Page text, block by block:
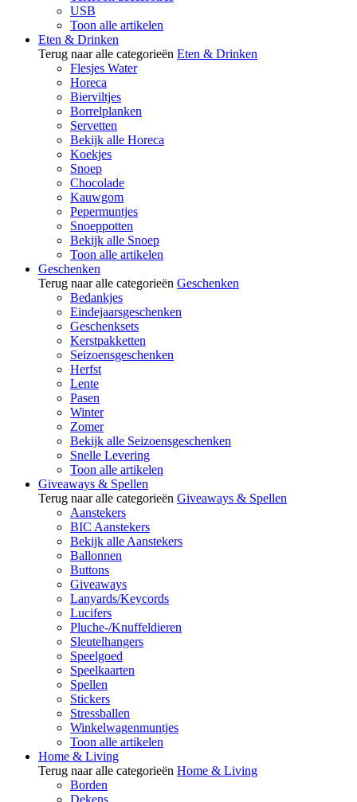
USB
Toon alle artikelen
Eten & Drinken
Terug naar alle categorieën Eten & Drinken
Flesjes Water
Horeca
Bierviltjes
Borrelplanken
Servetten
Bekijk alle Horeca
Koekjes
Snoep
Chocolade
Kauwgom
Pepermuntjes
Snoeppotten
Bekijk alle Snoep
Toon alle artikelen
Geschenken
Terug naar alle categorieën Geschenken
Bedankjes
Eindejaarsgeschenken
Geschenksets
Kerstpakketten
Seizoensgeschenken
Herfst
Lente
Pasen
Winter
Zomer
Bekijk alle Seizoensgeschenken
Snelle Levering
Toon alle artikelen
Giveaways & Spellen
Terug naar alle categorieën Giveaways & Spellen
Aanstekers
BIC Aanstekers
Bekijk alle Aanstekers
Ballonnen
Buttons
Giveaways
Lanyards/Keycords
Lucifers
Pluche-/Knuffeldieren
Sleutelhangers
Speelgoed
Speelkaarten
Spellen
Stickers
Stressballen
Winkelwagenmuntjes
Toon alle artikelen
Home & Living
Terug naar alle categorieën Home & Living
Borden
Dekens